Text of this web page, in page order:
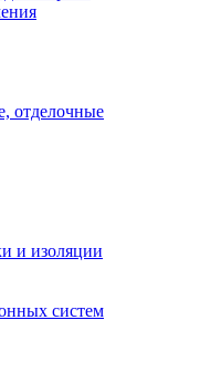
отделочные
и изоляции
систем